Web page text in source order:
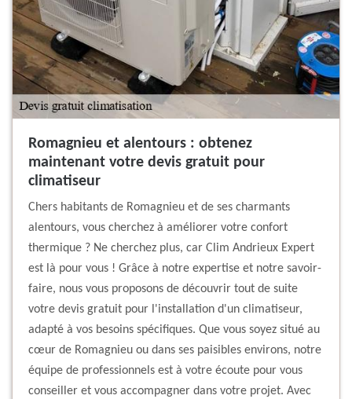
Romagnieu et alentours : obtenez
maintenant votre devis gratuit pour
climatiseur
Chers habitants de Romagnieu et de ses charmants
alentours, vous cherchez à améliorer votre confort
thermique ? Ne cherchez plus, car Clim Andrieux Expert
est là pour vous ! Grâce à notre expertise et notre savoir-
faire, nous vous proposons de découvrir tout de suite
votre devis gratuit pour l'installation d'un climatiseur,
adapté à vos besoins spécifiques. Que vous soyez situé au
cœur de Romagnieu ou dans ses paisibles environs, notre
équipe de professionnels est à votre écoute pour vous
conseiller et vous accompagner dans votre projet. Avec